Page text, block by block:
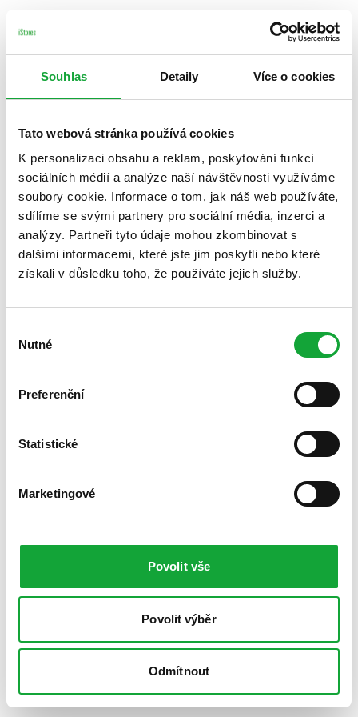
Souhlas Detaily Více o cookies
Tato webová stránka používá cookies
K personalizaci obsahu a reklam, poskytování funkcí
sociálních médií a analýze naší návštěvnosti využíváme
soubory cookie. Informace o tom, jak náš web používáte,
sdílíme se svými partnery pro sociální média, inzerci a
analýzy. Partneři tyto údaje mohou zkombinovat s
dalšími informacemi, které jste jim poskytli nebo které
získali v důsledku toho, že používáte jejich služby.
souhlasu
Nutné
Preferenční
Statistické
Marketingové
Povolit vše
Povolit výběr
Odmítnout